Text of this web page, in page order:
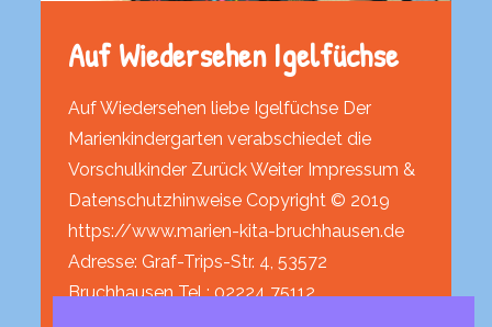
Auf Wiedersehen Igelfüchse
Auf Wiedersehen liebe Igelfüchse Der
Marienkindergarten verabschiedet die
Vorschulkinder Zurück Weiter Impressum &
Datenschutzhinweise Copyright © 2019
https://www.marien-kita-bruchhausen.de
Adresse: Graf-Trips-Str. 4, 53572
Bruchhausen Tel : 02224 75112